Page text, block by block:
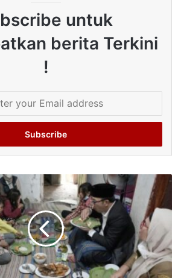
untuk
berita Terkini
!